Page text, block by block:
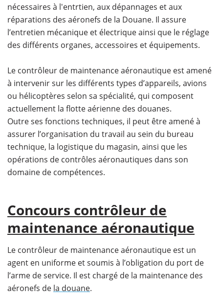
nécessaires à l'entrtien, aux dépannages et aux
réparations des aéronefs de la Douane. Il assure
l’entretien mécanique et électrique ainsi que le réglage
des différents organes, accessoires et équipements.
Le contrôleur de maintenance aéronautique est amené
à intervenir sur les différents types d’appareils, avions
ou hélicoptères selon sa spécialité, qui composent
actuellement la flotte aérienne des douanes.
Outre ses fonctions techniques, il peut être amené à
assurer l’organisation du travail au sein du bureau
technique, la logistique du magasin, ainsi que les
opérations de contrôles aéronautiques dans son
domaine de compétences.
Concours contrôleur de
maintenance aéronautique
Le contrôleur de maintenance aéronautique est un
agent en uniforme et soumis à l’obligation du port de
l’arme de service. Il est chargé de la maintenance des
aéronefs de la douane.